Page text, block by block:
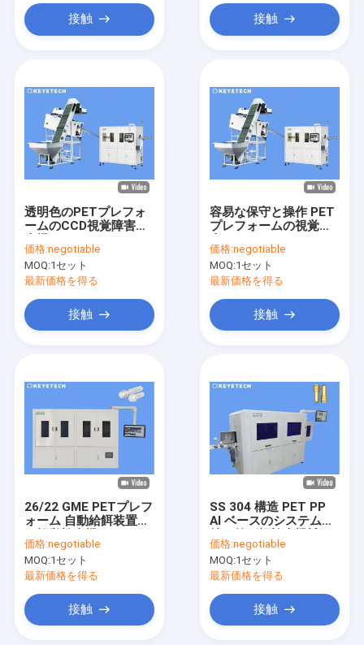
接触 接触
透明色のPETプレフォ
ームのCCD視覚障害検
価格:negotiable
MOQ:1セット
最新価格を得る
接触
容易な保守と操作 PET
プレフォームの視覚検
価格:negotiable
MOQ:1セット
最新価格を得る
接触
26/22 GME PETプレフ
ォーム 自動給餌装置付
価格:negotiable
MOQ:1セット
最新価格を得る
接触
SS 304 構造 PET PP
AI ベースのシステムを
価格:negotiable
MOQ:1セット
最新価格を得る
接触